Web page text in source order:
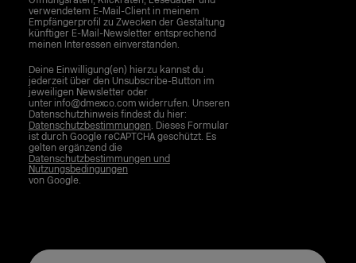
verwendetem E-Mail-Client in meinem
Empfängerprofil zu Zwecken der Gestaltung
künftiger E-Mail-Newsletter entsprechend
meinen Interessen einverstanden.
Deine Einwilligung(en) hierzu kannst du
jederzeit über den Unsubscribe-Button im
jeweiligen Newsletter oder
unter info@dmexco.com widerrufen. Unseren
Datenschutzhinweis findest du hier:
Datenschutzbestimmungen. Dieses Formular
ist durch Google reCAPTCHA geschützt. Es
gelten ergänzend die
Datenschutzbestimmungen und
Nutzungsbedingungen
von Google.